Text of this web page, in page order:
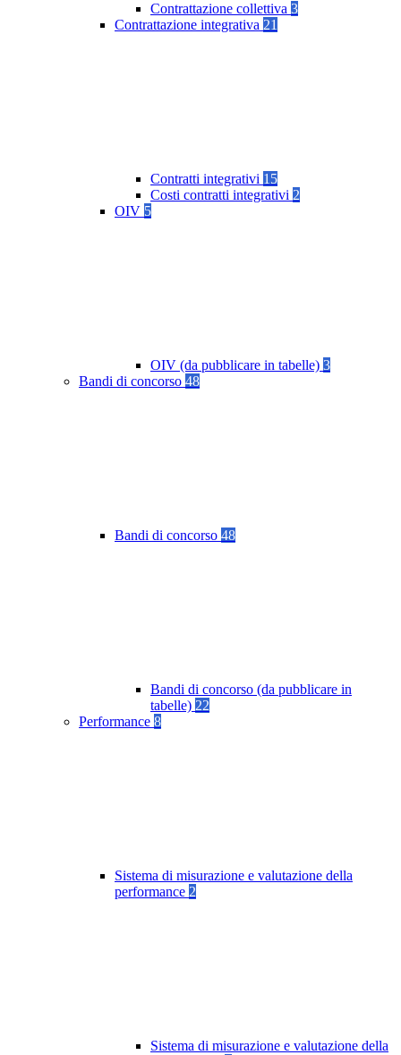
Contrattazione collettiva 3
Contrattazione integrativa 21
Contratti integrativi 15
Costi contratti integrativi 2
OIV 5
OIV (da pubblicare in tabelle) 3
Bandi di concorso 48
Bandi di concorso 48
Bandi di concorso (da pubblicare in
tabelle) 22
Performance 8
Sistema di misurazione e valutazione della
performance 2
Sistema di misurazione e valutazione della